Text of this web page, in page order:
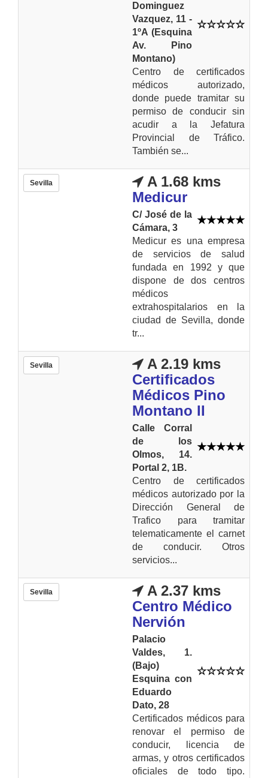
Dominguez
Vazquez, 11 -
1ºA (Esquina
Av. Pino
Montano)
Centro de certificados
médicos autorizado,
donde puede tramitar su
permiso de conducir sin
acudir a la Jefatura
Provincial de Tráfico.
También se...
Sevilla
A 1.68 kms
Medicur
C/ José de la
Cámara, 3
Medicur es una empresa
de servicios de salud
fundada en 1992 y que
dispone de dos centros
médicos
extrahospitalarios en la
ciudad de Sevilla, donde
tr...
Sevilla
A 2.19 kms
Certificados
Médicos Pino
Montano II
Calle Corral
de los
Olmos, 14.
Portal 2, 1B.
Centro de certificados
médicos autorizado por la
Dirección General de
Trafico para tramitar
telematicamente el carnet
de conducir. Otros
servicios...
Sevilla
A 2.37 kms
Centro Médico
Nervión
Palacio
Valdes, 1.
(Bajo)
Esquina con
Eduardo
Dato, 28
Certificados médicos para
renovar el permiso de
conducir, licencia de
armas, y otros certificados
oficiales de todo tipo.